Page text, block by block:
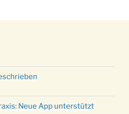
19:00 Uhr
Brauchtum am
Hof um 17:00 Uhr
Ev. Gemeindehaus von 10-
Neue App unterstützt